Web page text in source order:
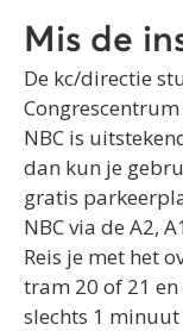
Mis de
De kc/directie
NBC is
dan kun je
gratis
NBC via de A2,
Reis je met het
tram 20 of 21
slechts 1